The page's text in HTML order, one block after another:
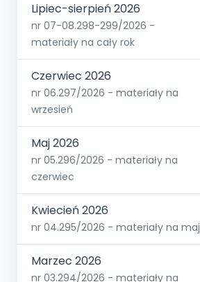
Lipiec-sierpień 2026
nr 07-08.298-299/2026 -
materiały na cały rok
Czerwiec 2026
nr 06.297/2026 - materiały na
wrzesień
Maj 2026
nr 05.296/2026 - materiały na
czerwiec
Kwiecień 2026
nr 04.295/2026 - materiały na maj
Marzec 2026
nr 03.294/2026 - materiały na